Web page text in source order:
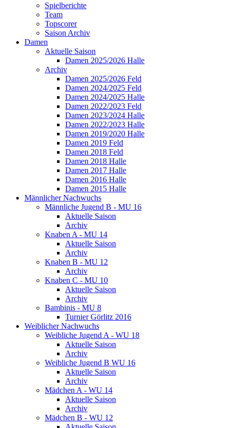
Spielberichte
Team
Topscorer
Saison Archiv
Damen
Aktuelle Saison
Damen 2025/2026 Halle
Archiv
Damen 2025/2026 Feld
Damen 2024/2025 Feld
Damen 2024/2025 Halle
Damen 2022/2023 Feld
Damen 2023/2024 Halle
Damen 2022/2023 Halle
Damen 2019/2020 Halle
Damen 2019 Feld
Damen 2018 Feld
Damen 2018 Halle
Damen 2017 Halle
Damen 2016 Halle
Damen 2015 Halle
Männlicher Nachwuchs
Männliche Jugend B - MU 16
Aktuelle Saison
Archiv
Knaben A - MU 14
Aktuelle Saison
Archiv
Knaben B - MU 12
Archiv
Knaben C - MU 10
Aktuelle Saison
Archiv
Bambinis - MU 8
Turnier Görlitz 2016
Weiblicher Nachwuchs
Weibliche Jugend A - WU 18
Aktuelle Saison
Archiv
Weibliche Jugend B WU 16
Aktuelle Saison
Archiv
Mädchen A - WU 14
Aktuelle Saison
Archiv
Mädchen B - WU 12